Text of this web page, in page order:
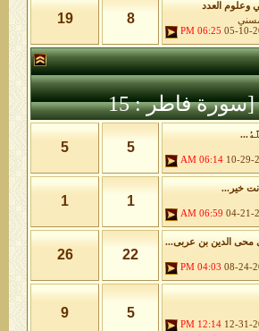
وعلوم العدد
05-10-
06:25 PM
8
19
[سورة فاطر : 15
10-29-
06:14 AM
5
5
أنت خير...
04-21-
06:59 AM
1
1
الدين بن عربى...
08-24-
04:03 PM
22
26
12-31-
12:14 PM
5
9